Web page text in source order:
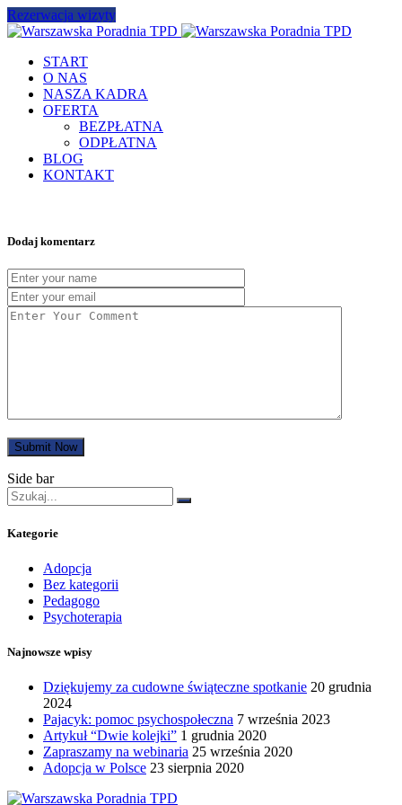
Rezerwacja wizyty
START
O NAS
NASZA KADRA
OFERTA
BEZPŁATNA
ODPŁATNA
BLOG
KONTAKT
Dodaj komentarz
Submit Now
Side bar
Kategorie
Adopcja
Bez kategorii
Pedagogo
Psychoterapia
Najnowsze wpisy
Dziękujemy za cudowne świąteczne spotkanie 20 grudnia
2024
Pajacyk: pomoc psychospołeczna 7 września 2023
Artykuł “Dwie kolejki” 1 grudnia 2020
Zapraszamy na webinaria 25 września 2020
Adopcja w Polsce 23 sierpnia 2020